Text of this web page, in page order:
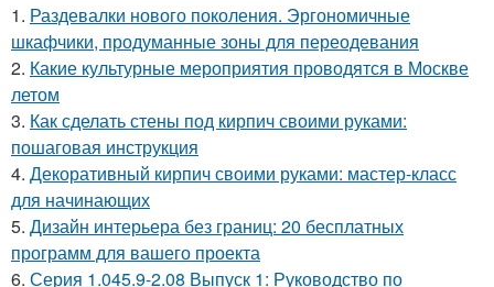
1. Раздевалки нового поколения. Эргономичные
шкафчики, продуманные зоны для переодевания
2. Какие культурные мероприятия проводятся в Москве
летом
3. Как сделать стены под кирпич своими руками:
пошаговая инструкция
4. Декоративный кирпич своими руками: мастер-класс
для начинающих
5. Дизайн интерьера без границ: 20 бесплатных
программ для вашего проекта
6. Серия 1.045.9-2.08 Выпуск 1: Руководство по